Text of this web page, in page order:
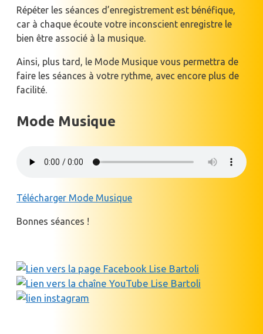
Répéter les séances d’enregistrement est bénéfique,
car à chaque écoute votre inconscient enregistre le
bien être associé à la musique.
Ainsi, plus tard, le Mode Musique vous permettra de
faire les séances à votre rythme, avec encore plus de
facilité.
Mode Musique
Télécharger Mode Musique
Bonnes séances !